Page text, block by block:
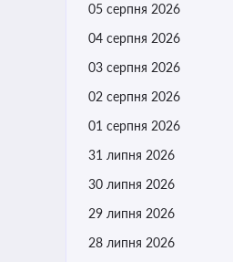
05 серпня 2026
04 серпня 2026
03 серпня 2026
02 серпня 2026
01 серпня 2026
31 липня 2026
30 липня 2026
29 липня 2026
28 липня 2026